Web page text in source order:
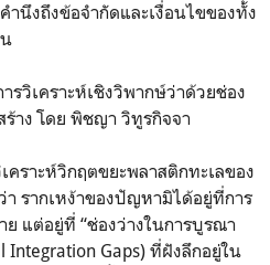
ำนึงถึงข้อจำกัดและเงื่อนไขของทั้ง
รวิเคราะห์เชิงวิพากษ์ว่าด้วยช่อง
ร้าง โดย พิชญา วิทูรกิจจา
คราะห์วิกฤตขยะพลาสติกทะเลของ
า รากเหง้าของปัญหามิได้อยู่ที่การ
แต่อยู่ที่ “ช่องว่างในการบูรณา
Integration Gaps) ที่ฝังลึกอยู่ใน